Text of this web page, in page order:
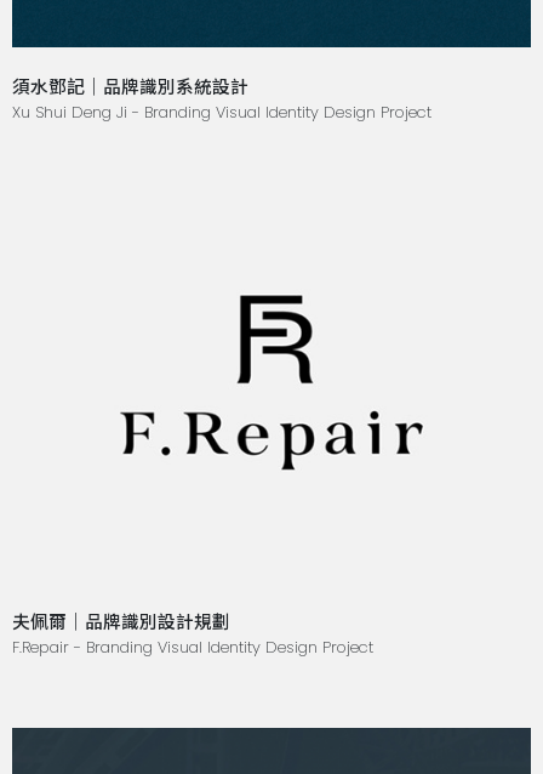
須水鄧記｜品牌識別系統設計
Xu Shui Deng Ji - Branding Visual Identity Design Project
夫佩爾｜品牌識別設計規劃
F.Repair - Branding Visual Identity Design Project